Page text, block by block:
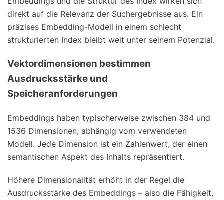
direkt auf die Relevanz der Suchergebnisse aus. Ein
präzises Embedding-Modell in einem schlecht
strukturierten Index bleibt weit unter seinem Potenzial.
Vektordimensionen bestimmen
Ausdrucksstärke und
Speicheranforderungen
Embeddings haben typischerweise zwischen 384 und
1536 Dimensionen, abhängig vom verwendeten
Modell. Jede Dimension ist ein Zahlenwert, der einen
semantischen Aspekt des Inhalts repräsentiert.
Höhere Dimensionalität erhöht in der Regel die
Ausdrucksstärke des Embeddings – also die Fähigkeit,